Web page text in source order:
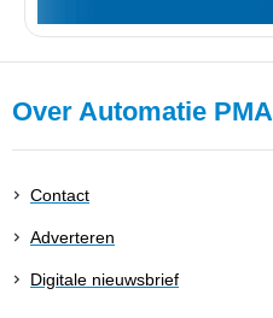
Over Automatie PMA
Contact
Adverteren
Digitale nieuwsbrief